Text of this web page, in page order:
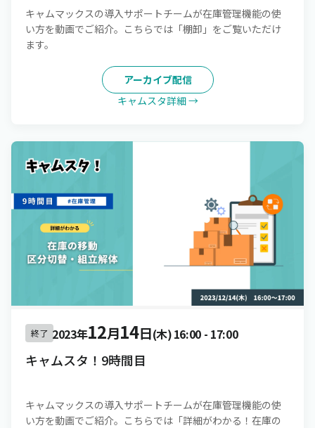
キャムマックスの導入サポートチームが在庫管理機能の使
い方を動画でご紹介。こちらでは「棚卸」をご覧いただけ
ます。
アーカイブ配信
キャムスタ詳細 →
終了 2023年12月14日(木)16:00- 17:00
キャムスタ！9時間目
キャムマックスの導入サポートチームが在庫管理機能の使
い方を動画でご紹介。こちらでは「詳細がわかる！在庫の